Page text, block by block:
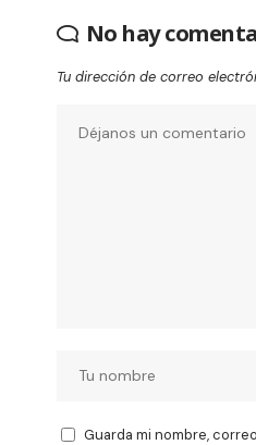
No hay
Tu dirección de correo
Guarda mi nombre,